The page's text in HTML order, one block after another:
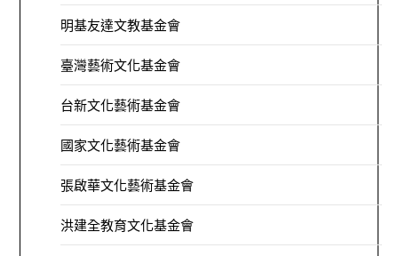
明基友達文教基金會
臺灣藝術文化基金會
台新文化藝術基金會
國家文化藝術基金會
張啟華文化藝術基金會
洪建全教育文化基金會